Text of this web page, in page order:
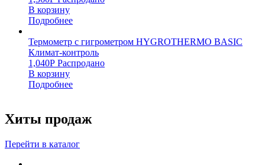
В корзину
Подробнее
Термометр с гигрометром HYGROTHERMO BASIC
Климат-контроль
1,040Р Распродано
В корзину
Подробнее
Хиты продаж
Перейти в каталог